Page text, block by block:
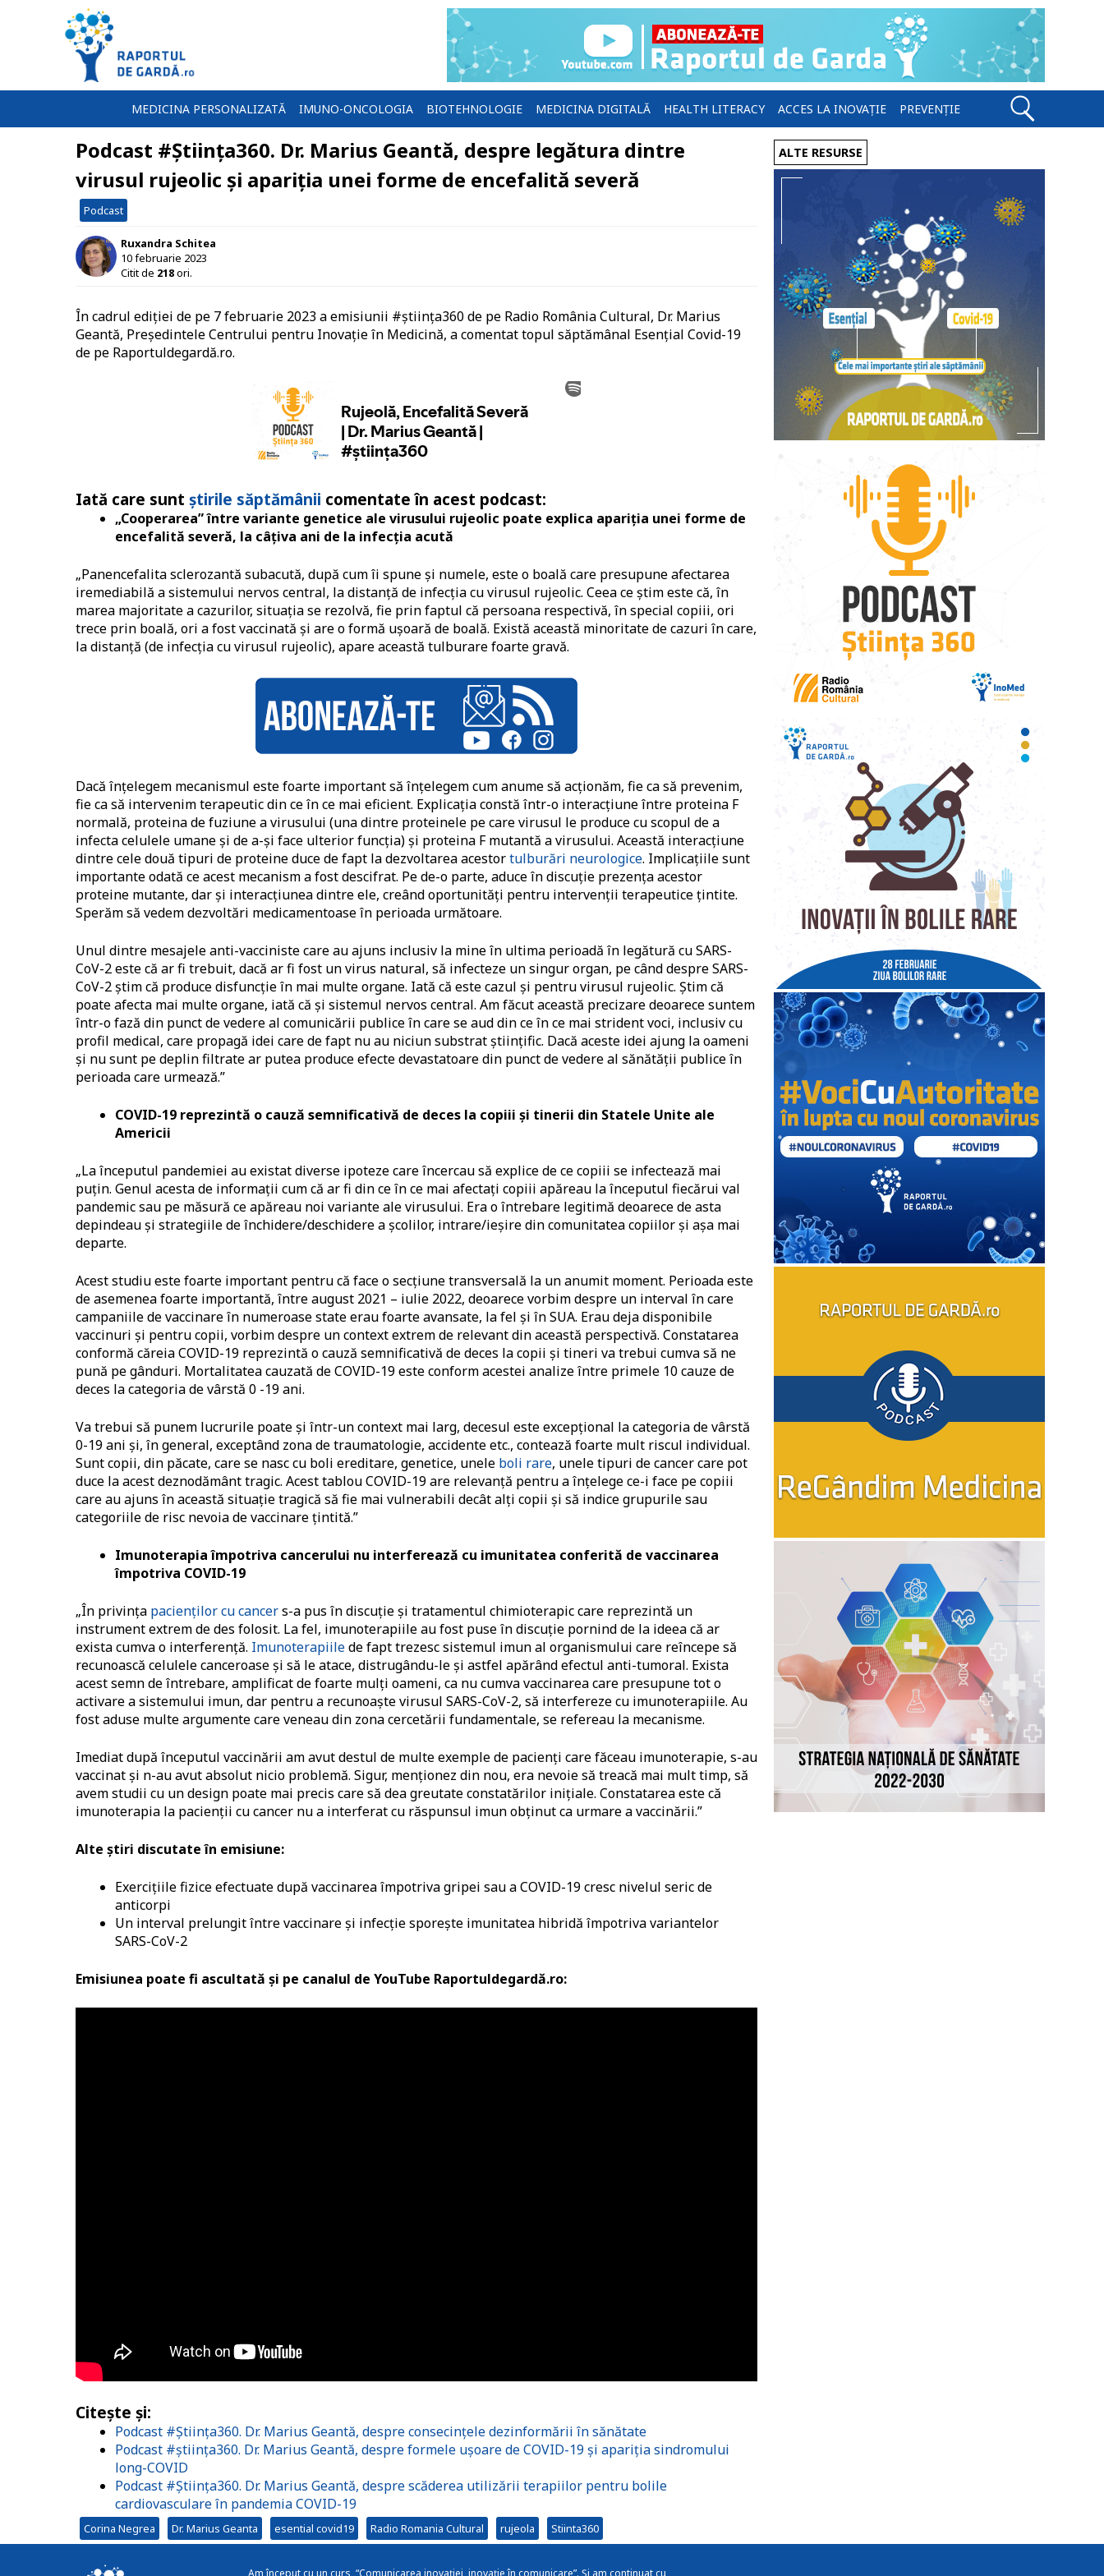
MEDICINA PERSONALIZATĂ IMUNO-ONCOLOGIA BIOTEHNOLOGIE MEDICINA DIGITALĂ HEALTH LITERACY ACCES LA INOVAȚIE PREVENȚIE
Podcast #Știința360. Dr. Marius Geantă, despre legătura dintre
virusul rujeolic și apariția unei forme de encefalită severă
Podcast
Ruxandra Schitea
10 februarie 2023
Citit de 218ori.
În cadrul ediției de pe 7 februarie 2023 a emisiunii #știința360 de pe Radio România Cultural, Dr. Marius
Geantă, Președintele Centrului pentru Inovație în Medicină, a comentat topul săptămânal Esențial Covid-19
de pe Raportuldegardă.ro.
Iată care sunt știrile săptămânii comentate în acest podcast:
„Cooperarea” între variante genetice ale virusului rujeolic poate explica apariția unei forme de
encefalită severă, la câțiva ani de la infecția acută
„Panencefalita sclerozantă subacută, după cum îi spune și numele, este o boală care presupune afectarea
iremediabilă a sistemului nervos central, la distanță de infecția cu virusul rujeolic. Ceea ce știm este că, în
marea majoritate a cazurilor, situația se rezolvă, fie prin faptul că persoana respectivă, în special copiii, ori
trece prin boală, ori a fost vaccinată și are o formă ușoară de boală. Există această minoritate de cazuri în care,
la distanță (de infecția cu virusul rujeolic), apare această tulburare foarte gravă.
Dacă înțelegem mecanismul este foarte important să înțelegem cum anume să acționăm, fie ca să prevenim,
fie ca să intervenim terapeutic din ce în ce mai eficient. Explicația constă într-o interacțiune între proteina F
normală, proteina de fuziune a virusului (una dintre proteinele pe care virusul le produce cu scopul de a
infecta celulele umane și de a-și face ulterior funcția) și proteina F mutantă a virusului. Această interacțiune
dintre cele două tipuri de proteine duce de fapt la dezvoltarea acestortulburări neurologice. Implicațiile sunt
importante odată ce acest mecanism a fost descifrat. Pe de-o parte, aduce în discuție prezența acestor
proteine mutante, dar și interacțiunea dintre ele, creând oportunități pentru intervenții terapeutice țintite.
Sperăm să vedem dezvoltări medicamentoase în perioada următoare.
Unul dintre mesajele anti-vacciniste care au ajuns inclusiv la mine în ultima perioadă în legătură cu SARS-
CoV-2 este că ar fi trebuit, dacă ar fi fost un virus natural, să infecteze un singur organ, pe când despre SARS-
CoV-2 știm că produce disfuncție în mai multe organe. Iată că este cazul și pentru virusul rujeolic. Știm că
poate afecta mai multe organe, iată că și sistemul nervos central. Am făcut această precizare deoarece suntem
într-o fază din punct de vedere al comunicării publice în care se aud din ce în ce mai strident voci, inclusiv cu
profil medical, care propagă idei care de fapt nu au niciun substrat științific. Dacă aceste idei ajung la oameni
și nu sunt pe deplin filtrate ar putea produce efecte devastatoare din punct de vedere al sănătății publice în
perioada care urmează.”
COVID-19 reprezintă o cauză semnificativă de deces la copiii și tinerii din Statele Unite ale
Americii
„La începutul pandemiei au existat diverse ipoteze care încercau să explice de ce copiii se infectează mai
puțin. Genul acesta de informații cum că ar fi din ce în ce mai afectați copiii apăreau la începutul fiecărui val
pandemic sau pe măsură ce apăreau noi variante ale virusului. Era o întrebare legitimă deoarece de asta
depindeau și strategiile de închidere/deschidere a școlilor, intrare/ieșire din comunitatea copiilor și așa mai
departe.
Acest studiu este foarte important pentru că face o secțiune transversală la un anumit moment. Perioada este
de asemenea foarte importantă, între august 2021 – iulie 2022, deoarece vorbim despre un interval în care
campaniile de vaccinare în numeroase state erau foarte avansate, la fel și în SUA. Erau deja disponibile
vaccinuri și pentru copii, vorbim despre un context extrem de relevant din această perspectivă. Constatarea
conformă căreia COVID-19 reprezintă o cauză semnificativă de deces la copii și tineri va trebui cumva să ne
pună pe gânduri. Mortalitatea cauzată de COVID-19 este conform acestei analize între primele 10 cauze de
deces la categoria de vârstă 0 -19 ani.
Va trebui să punem lucrurile poate și într-un context mai larg, decesul este excepțional la categoria de vârstă
0-19 ani și, în general, exceptând zona de traumatologie, accidente etc., contează foarte mult riscul individual.
Sunt copii, din păcate, care se nasc cu boli ereditare, genetice, unele boli rare, unele tipuri de cancer care pot
duce la acest deznodământ tragic. Acest tablou COVID-19 are relevanță pentru a înțelege ce-i face pe copiii
care au ajuns în această situație tragică să fie mai vulnerabili decât alți copii și să indice grupurile sau
categoriile de risc nevoia de vaccinare țintită.”
Imunoterapia împotriva cancerului nu interferează cu imunitatea conferită de vaccinarea
împotriva COVID-19
„În privința pacienților cu cancers-a pus în discuție și tratamentul chimioterapic care reprezintă un
instrument extrem de des folosit. La fel, imunoterapiile au fost puse în discuție pornind de la ideea că ar
exista cumva o interferență. Imunoterapiilede fapt trezesc sistemul imun al organismului care reîncepe să
recunoască celulele canceroase și să le atace, distrugându-le și astfel apărând efectul anti-tumoral. Exista
acest semn de întrebare, amplificat de foarte mulți oameni, ca nu cumva vaccinarea care presupune tot o
activare a sistemului imun, dar pentru a recunoaște virusul SARS-CoV-2, să interfereze cu imunoterapiile. Au
fost aduse multe argumente care veneau din zona cercetării fundamentale, se refereau la mecanisme.
Imediat după începutul vaccinării am avut destul de multe exemple de pacienți care făceau imunoterapie, s-au
vaccinat și n-au avut absolut nicio problemă. Sigur, menționez din nou, era nevoie să treacă mai mult timp, să
avem studii cu un design poate mai precis care să dea greutate constatărilor inițiale. Constatarea este că
imunoterapia la pacienții cu cancer nu a interferat cu răspunsul imun obținut ca urmare a vaccinării.”
Alte știri discutate în emisiune:
Exercițiile fizice efectuate după vaccinarea împotriva gripei sau a COVID-19 cresc nivelul seric de
anticorpi
Un interval prelungit între vaccinare și infecție sporește imunitatea hibridă împotriva variantelor
SARS-CoV-2
Emisiunea poate fi ascultată și pe canalul de YouTube Raportuldegardă.ro:
Citește și:
Podcast #Știința360. Dr. Marius Geantă, despre consecințele dezinformării în sănătate
Podcast #știința360. Dr. Marius Geantă, despre formele ușoare de COVID-19 și apariția sindromului
long-COVID
Podcast #Știința360. Dr. Marius Geantă, despre scăderea utilizării terapiilor pentru bolile
cardiovasculare în pandemia COVID-19
Corina Negrea Dr. Marius Geanta esential covid19 Radio Romania Cultural rujeola Stiinta360
ALTE RESURSE
Am început cu un curs, “Comunicarea inovației, inovație în comunicare”. Și am continuat cu